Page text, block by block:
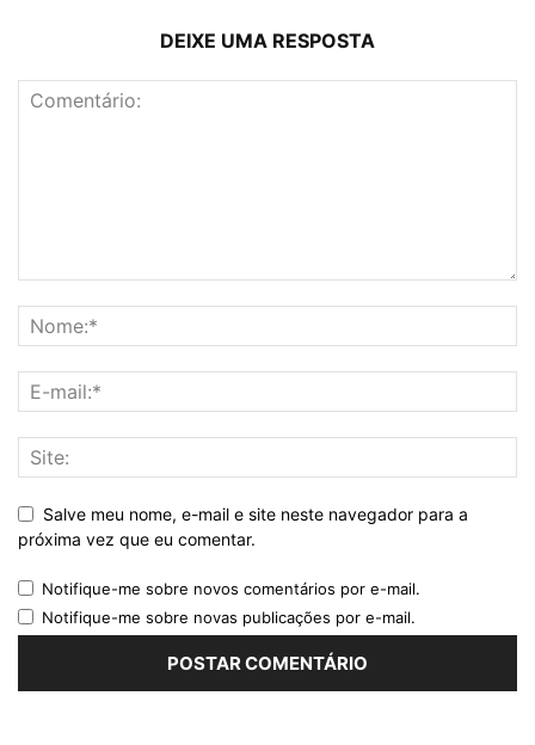
DEIXE UMA RESPOSTA
Salve meu nome, e-mail e site neste navegador para a
próxima vez que eu comentar.
Notifique-me sobre novos comentários por e-mail.
Notifique-me sobre novas publicações por e-mail.